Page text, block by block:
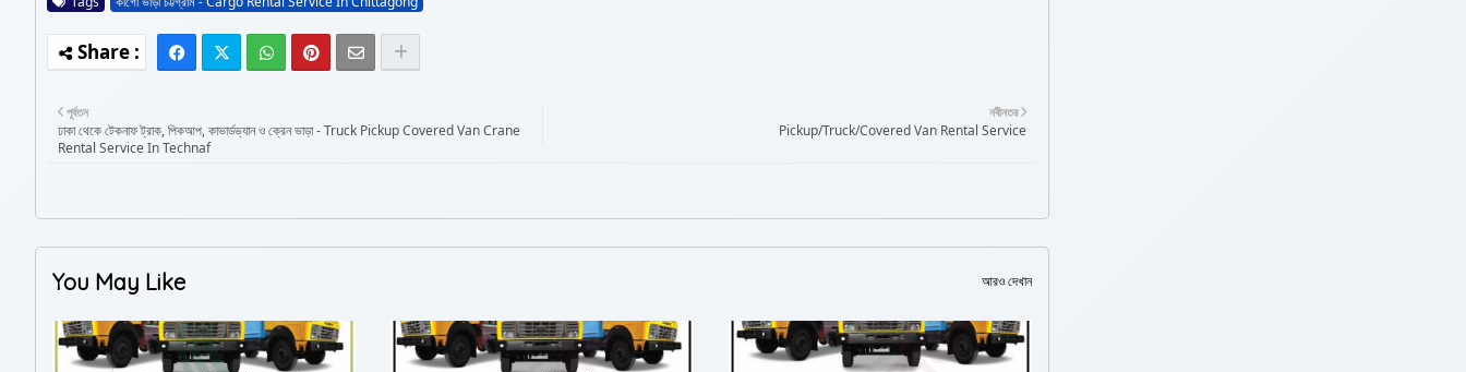
নবীনতর
Pickup/Truck/Covered Van Rental Service
পূর্বতন
ঢাকা থেকে টেকনাফ ট্রাক, পিকআপ, কাভার্ডভ্যান ও ক্রেন ভাড়া - Truck Pickup Covered Van Crane
Rental Service In Technaf
You May Like আরও দেখান